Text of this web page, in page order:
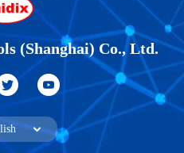
(Shanghai) Co., Ltd.